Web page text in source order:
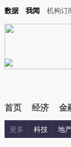
增加这段话：本文由第
数据 我闻 机构订
首页 经济 金
更多 科技 地